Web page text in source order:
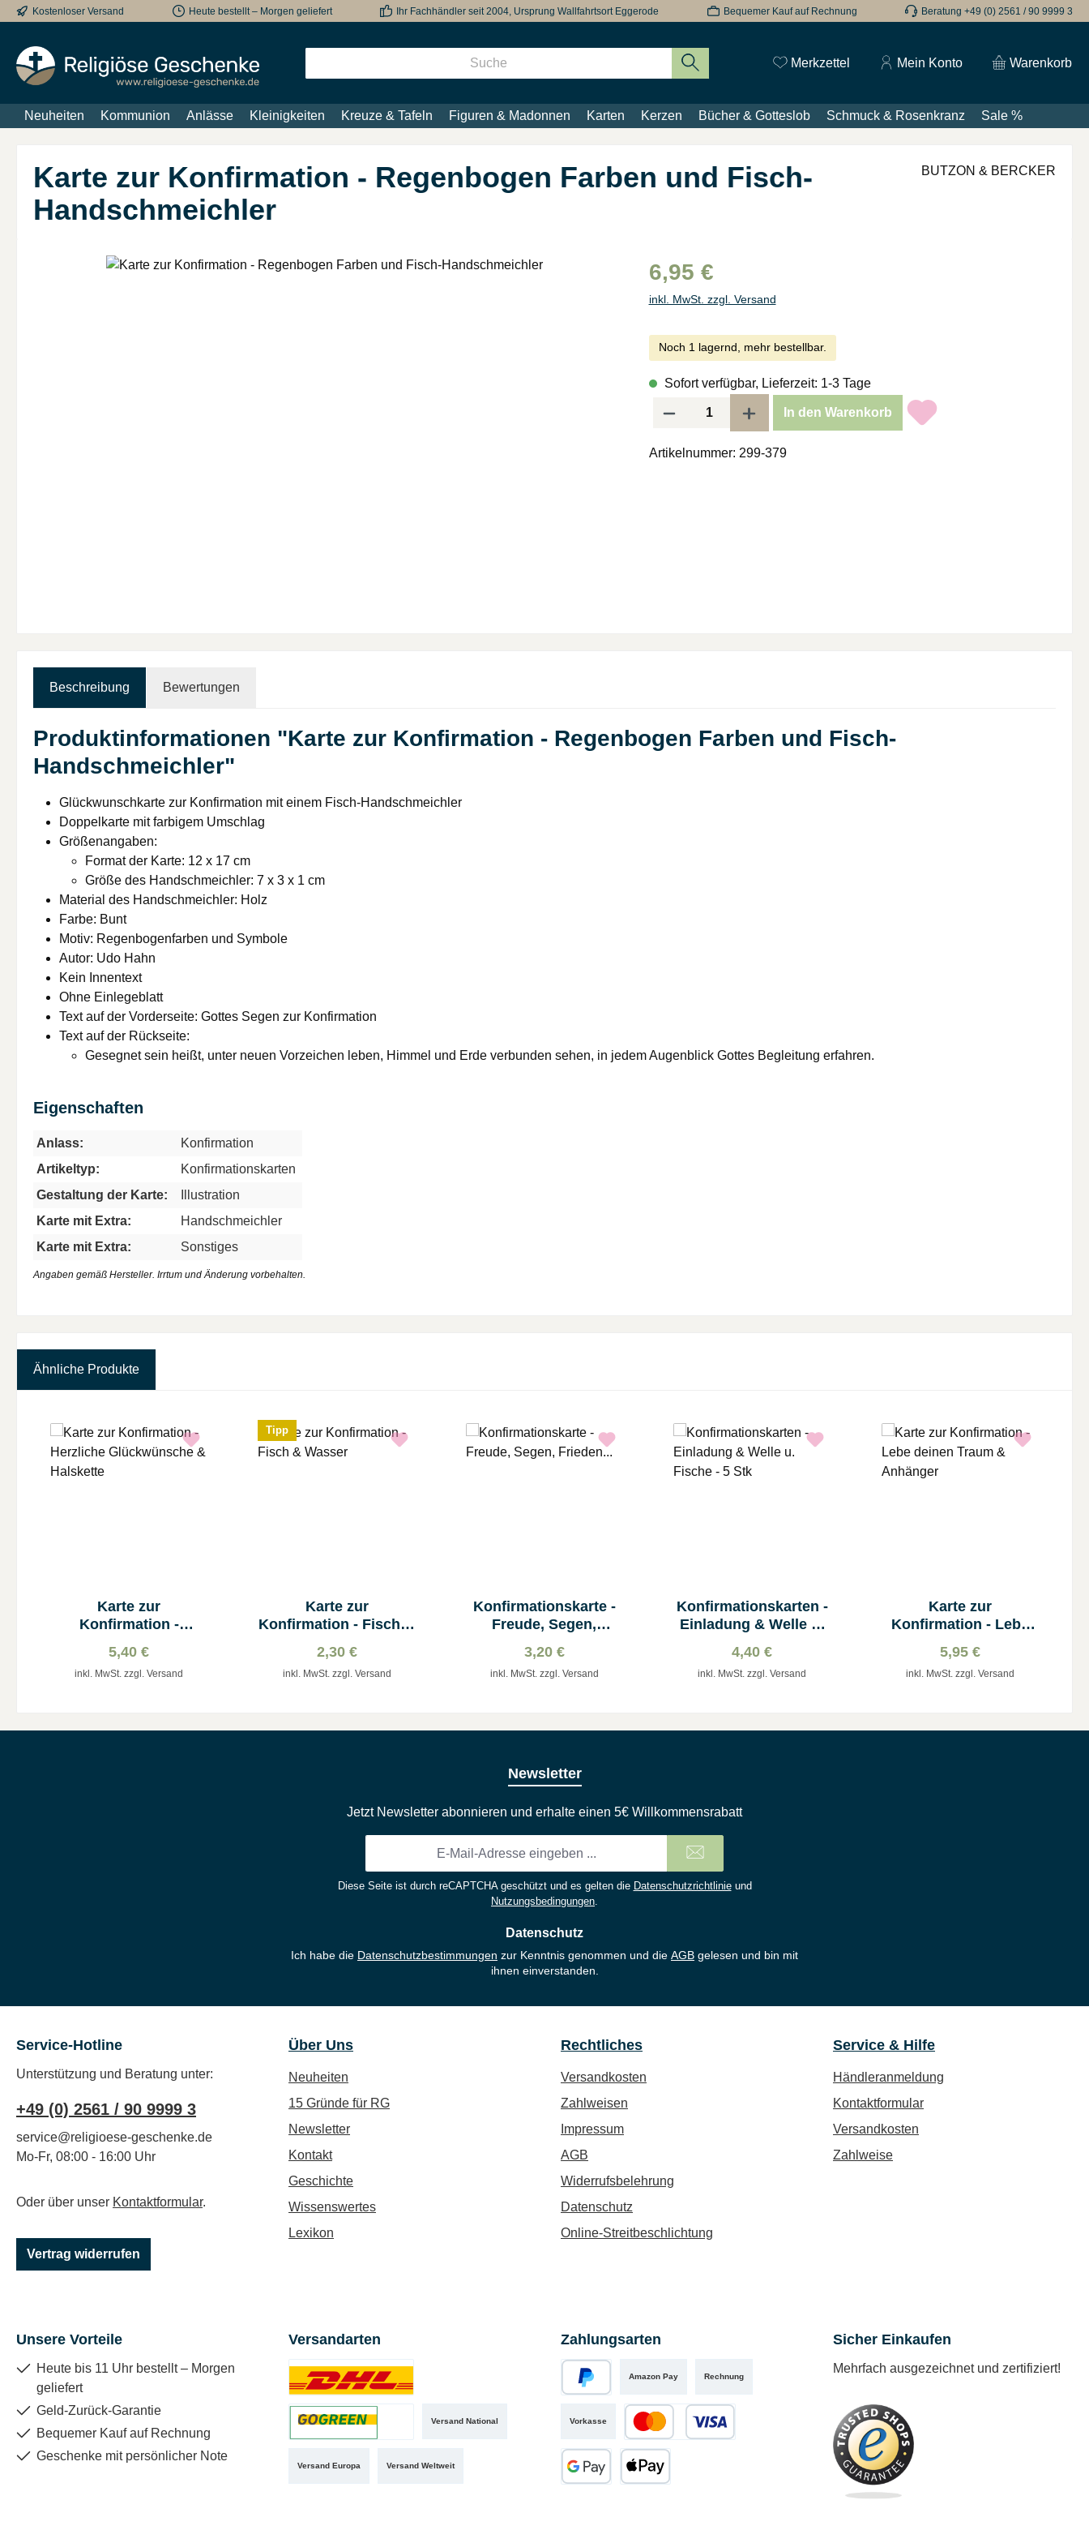
Hauptinhalt springen
Zur Suche springen
Zur Hauptnavigation springen
Kostenloser Versand Heute bestellt – Morgen geliefert Ihr Fachhändler seit 2004, Ursprung Wallfahrtsort Eggerode Bequemer Kauf auf Rechnung Beratung +49 (0) 2561 / 90 9999 3
Merkzettel Du hast 0 Produkte auf dem Merkzettel
Mein Konto Warenkorb
Neuheiten Kommunion Anlässe Kleinigkeiten Kreuze & Tafeln Figuren & Madonnen Karten Kerzen Bücher & Gotteslob Schmuck & Rosenkranz Sale %
Karte zur Konfirmation - Regenbogen Farben und Fisch-
Handschmeichler
BUTZON & BERCKER
Bildergalerie überspringen 6,95 €
inkl. MwSt. zzgl. Versand
Noch 1 lagernd, mehr bestellbar.
Sofort verfügbar, Lieferzeit: 1-3 Tage
Produkt Anzahl: Gib den gewünschten Wert ein oder benutze die Schaltflächen um
In den Warenkorb
Artikelnummer: 299-379
Beschreibung Bewertungen
Produktinformationen "Karte zur Konfirmation - Regenbogen Farben und Fisch-
Handschmeichler"
Glückwunschkarte zur Konfirmation mit einem Fisch-Handschmeichler
Doppelkarte mit farbigem Umschlag
Größenangaben:
Format der Karte: 12 x 17 cm
Größe des Handschmeichler: 7 x 3 x 1 cm
Material des Handschmeichler: Holz
Farbe: Bunt
Motiv: Regenbogenfarben und Symbole
Autor: Udo Hahn
Kein Innentext
Ohne Einlegeblatt
Text auf der Vorderseite: Gottes Segen zur Konfirmation
Text auf der Rückseite:
Gesegnet sein heißt, unter neuen Vorzeichen leben, Himmel und Erde verbunden sehen, in jedem Augenblick Gottes Begleitung erfahren.
Eigenschaften
Anlass:
Konfirmation
Artikeltyp:
Konfirmationskarten
Gestaltung der Karte:
Illustration
Karte mit Extra:
Handschmeichler
Karte mit Extra:
Sonstiges
Angaben gemäß Hersteller. Irrtum und Änderung vorbehalten.
Ähnliche Produkte
Karte zur
Konfirmation -
Glückwünsche &
Halskette
5,40 €
inkl. MwSt. zzgl. Versand
Tipp
Karte zur
Konfirmation - Fisch &
2,30 €
inkl. MwSt. zzgl. Versand
Konfirmationskarte -
Freude, Segen,
3,20 €
inkl. MwSt. zzgl. Versand
Konfirmationskarten -
Einladung & Welle u.
4,40 €
inkl. MwSt. zzgl. Versand
Karte zur
Konfirmation - Lebe
Anhänger
5,95 €
inkl. MwSt. zzgl. Versand
Newsletter
Jetzt Newsletter abonnieren und erhalte einen 5€ Willkommensrabatt
*
Diese Seite ist durch reCAPTCHA geschützt und es gelten die Datenschutzrichtlinieund
Nutzungsbedingungen
Datenschutz
Ich habe die Datenschutzbestimmungen zur Kenntnis genommen und die AGB gelesen und bin mit
ihnen einverstanden.
Service-Hotline
Unterstützung und Beratung unter:
+49 (0) 2561 / 90 9999 3
service@religioese-geschenke.de
Mo-Fr, 08:00 - 16:00 Uhr
Oder über unser Kontaktformular.
Vertrag widerrufen
Über Uns
Neuheiten
15 Gründe für RG
Newsletter
Kontakt
Geschichte
Wissenswertes
Lexikon
Rechtliches
Versandkosten
Zahlweisen
Impressum
AGB
Widerrufsbelehrung
Datenschutz
Online-Streitbeschlichtung
Service & Hilfe
Händleranmeldung
Kontaktformular
Versandkosten
Zahlweise
Unsere Vorteile
Heute bis 11 Uhr bestellt – Morgen
geliefert
Geld-Zurück-Garantie
Bequemer Kauf auf Rechnung
Geschenke mit persönlicher Note
Versandarten
Versand National
Versand Europa Versand Weltweit
Benutzerdefiniertes Bild 1
Zahlungsarten
Amazon Pay Rechnung
Vorkasse
Kredit- oder Debitkarte
Sicher Einkaufen
Mehrfach ausgezeichnet und zertifiziert!